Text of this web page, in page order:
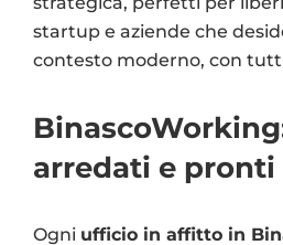
startup e aziende che
contesto moderno, con
arredati e pronti
Ogni ufficio in affitto in